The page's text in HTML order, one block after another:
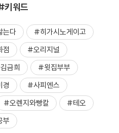
키워드
는다
#히가시노게이고
점
#오리지널
금희
#윗집부부
경
#사피엔스
#오렌지와빵칼
#테오
부